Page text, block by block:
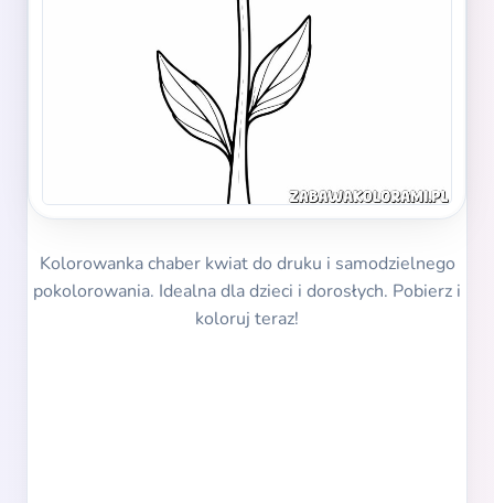
Kolorowanka chaber kwiat do druku i samodzielnego
pokolorowania. Idealna dla dzieci i dorosłych. Pobierz i
koloruj teraz!